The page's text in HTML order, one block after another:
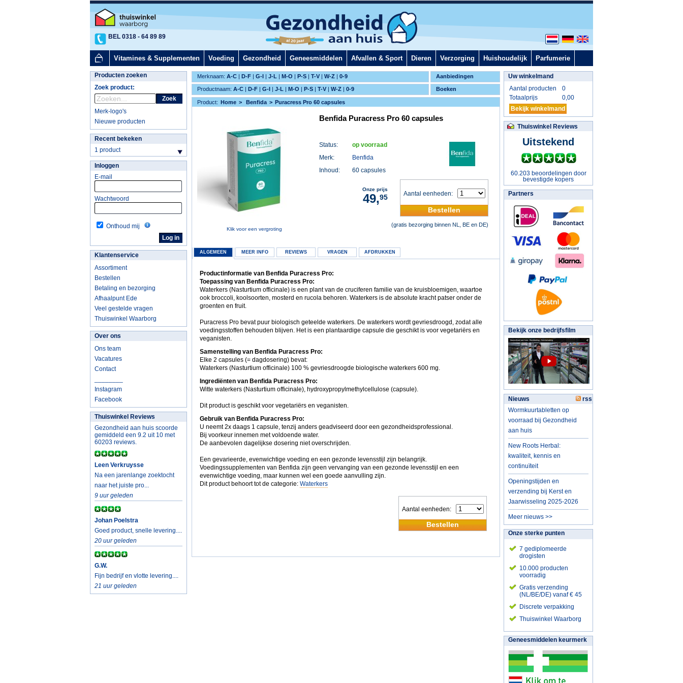
BEL 0318 - 64 89 89
Vitamines & Supplementen Voeding Gezondheid Geneesmiddelen Afvallen & Sport Dieren Verzorging Huishoudelijk Parfumerie
Aanbiedingen
Merknaam: A-C | D-F | G-I | J-L | M-O | P-S | T-V | W-Z | 0-9
Boeken
Productnaam: A-C | D-F | G-I | J-L | M-O | P-S | T-V | W-Z | 0-9
Producten zoeken
Zoek product:
Zoek
Merk-logo's
Nieuwe producten
Recent bekeken
1 product
Inloggen
E-mail
Wachtwoord
Onthoud mij
Klantenservice
Assortiment
Bestellen
Betaling en bezorging
Afhaalpunt Ede
Veel gestelde vragen
Thuiswinkel Waarborg
Over ons
Ons team
Vacatures
Contact
Instagram
Facebook
Thuiswinkel Reviews
Gezondheid aan huis scoorde
gemiddeld een 9.2 uit 10 met
60203 reviews.
Leen Verkruysse
Na een jarenlange zoektocht
naar het juiste pro...
9 uur geleden
Johan Poelstra
Goed product, snelle levering....
20 uur geleden
G.W.
Fijn bedrijf en vlotte levering....
21 uur geleden
Product: Home Benfida Puracress Pro 60 capsules
Klik voor een vergroting
Benfida Puracress Pro 60 capsules
Status:
op voorraad
Merk:
Benfida
Inhoud:
60 capsules
Aantal eenheden:
Bestellen
Onze prijs
49,95
(gratis bezorging binnen NL, BE en DE)
ALGEMEEN MEER INFO REVIEWS VRAGEN AFDRUKKEN
Productinformatie van Benfida Puracress Pro:
Toepassing van Benfida Puracress Pro:
Waterkers (Nasturtium officinale) is een plant van de cruciferen familie van de kruisbloemigen, waartoe
ook broccoli, koolsoorten, mosterd en rucola behoren. Waterkers is de absolute kracht patser onder de
groenten en fruit.
Puracress Pro bevat puur biologisch geteelde waterkers. De waterkers wordt gevriesdroogd, zodat alle
voedingsstoffen behouden blijven. Het is een plantaardige capsule die geschikt is voor vegetariërs en
veganisten.
Samenstelling van Benfida Puracress Pro:
Elke 2 capsules (= dagdosering) bevat:
Waterkers (Nasturtium officinale) 100 % gevriesdroogde biologische waterkers 600 mg.
Ingrediënten van Benfida Puracress Pro:
Witte waterkers (Nasturtium officinale), hydroxypropylmethylcellulose (capsule).
Dit product is geschikt voor vegetariërs en veganisten.
Gebruik van Benfida Puracress Pro:
U neemt 2x daags 1 capsule, tenzij anders geadviseerd door een gezondheidsprofessional.
Bij voorkeur innemen met voldoende water.
De aanbevolen dagelijkse dosering niet overschrijden.
Een gevarieerde, evenwichtige voeding en een gezonde levensstijl zijn belangrijk.
Voedingssupplementen van Benfida zijn geen vervanging van een gezonde levensstijl en een
evenwichtige voeding, maar kunnen wel een goede aanvulling zijn.
Dit product behoort tot de categorie: Waterkers
Aantal eenheden:
Bestellen
Uw winkelmand
Aantal producten
0
Totaalprijs
0,00
Bekijk winkelmand
Thuiswinkel Reviews
Uitstekend
60.203 beoordelingen door
bevestigde kopers
Partners
Bekijk onze bedrijfsfilm
Nieuws
rss
Wormkuurtabletten op
voorraad bij Gezondheid
aan huis
New Roots Herbal:
kwaliteit, kennis en
continuïteit
Openingstijden en
verzending bij Kerst en
Jaarwisseling 2025-2026
Meer nieuws >>
Onze sterke punten
7 gediplomeerde
drogisten
10.000 producten
voorradig
Gratis verzending
(NL/BE/DE) vanaf € 45
Discrete verpakking
Thuiswinkel Waarborg
Geneesmiddelen keurmerk